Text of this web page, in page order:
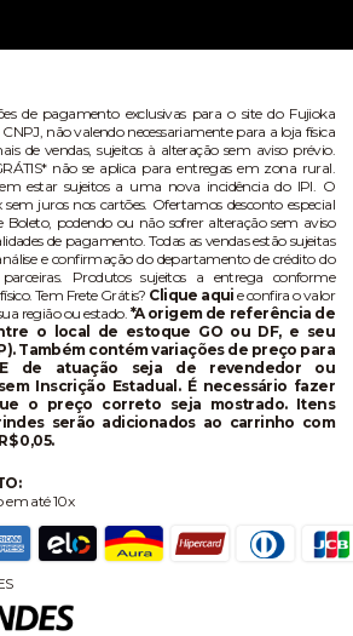
de pagamento exclusivas para o site do Fujioka
não valendo necessariamente para a loja física
de vendas, sujeitos à alteração sem aviso prévio.
não se aplica para entregas em zona rural.
estar sujeitos a uma nova incidência do IPI. O
juros nos cartões. Ofertamos desconto especial
podendo ou não sofrer alteração sem aviso
de pagamento. Todas as vendas estão sujeitas
e confirmação do departamento de crédito do
Produtos sujeitos a entrega conforme
Tem Frete Grátis? Clique aqui e confira o valor
região ou estado. *A origem de referência de
o local de estoque GO ou DF, e seu
Também contém variações de preço para
de atuação seja de revendedor ou
Inscrição Estadual. É necessário fazer
o preço correto seja mostrado. Itens
serão adicionados ao carrinho com
0,05.
em até 10x